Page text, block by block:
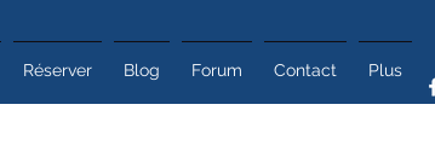
Réserver Blog Forum Contact Plus